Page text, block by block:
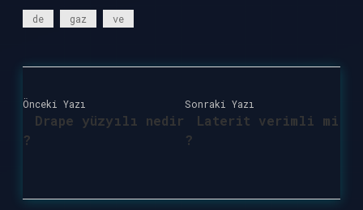
de gaz ve
Önceki Yazı
Drape yüzyılı nedir
?
Sonraki Yazı
Laterit verimli mi
?